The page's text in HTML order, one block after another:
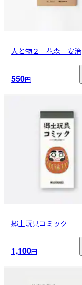
人と物２ 花森 安治
550円
郷土玩具コミック
1,100円